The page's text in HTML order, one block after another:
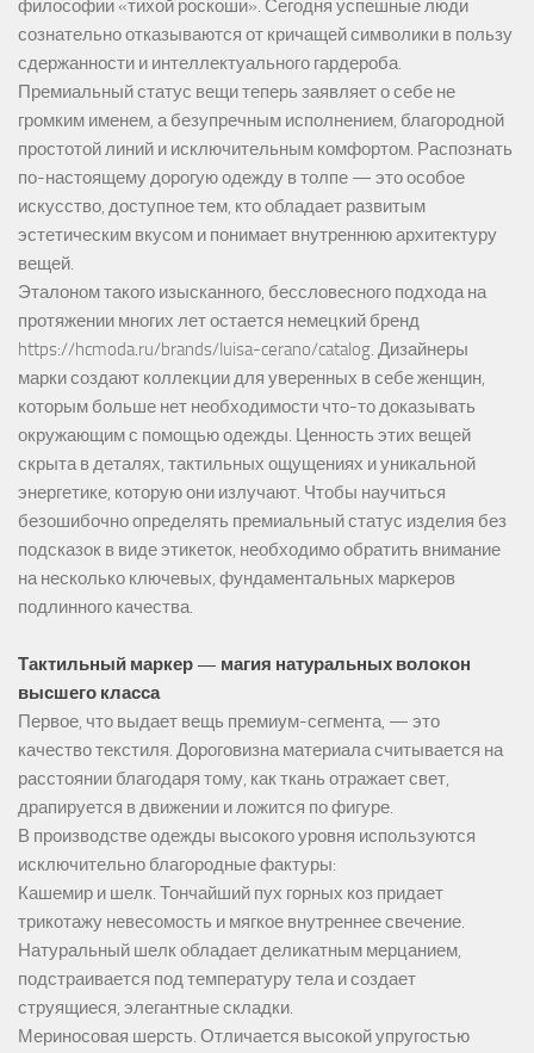
философии «тихой роскоши». Сегодня успешные люди
сознательно отказываются от кричащей символики в пользу
сдержанности и интеллектуального гардероба.
Премиальный статус вещи теперь заявляет о себе не
громким именем, а безупречным исполнением, благородной
простотой линий и исключительным комфортом. Распознать
по-настоящему дорогую одежду в толпе — это особое
искусство, доступное тем, кто обладает развитым
эстетическим вкусом и понимает внутреннюю архитектуру
вещей.
Эталоном такого изысканного, бессловесного подхода на
протяжении многих лет остается немецкий бренд
https://hcmoda.ru/brands/luisa-cerano/catalog. Дизайнеры
марки создают коллекции для уверенных в себе женщин,
которым больше нет необходимости что-то доказывать
окружающим с помощью одежды. Ценность этих вещей
скрыта в деталях, тактильных ощущениях и уникальной
энергетике, которую они излучают. Чтобы научиться
безошибочно определять премиальный статус изделия без
подсказок в виде этикеток, необходимо обратить внимание
на несколько ключевых, фундаментальных маркеров
подлинного качества.
Тактильный маркер — магия натуральных волокон
высшего класса
Первое, что выдает вещь премиум-сегмента, — это
качество текстиля. Дороговизна материала считывается на
расстоянии благодаря тому, как ткань отражает свет,
драпируется в движении и ложится по фигуре.
В производстве одежды высокого уровня используются
исключительно благородные фактуры:
Кашемир и шелк. Тончайший пух горных коз придает
трикотажу невесомость и мягкое внутреннее свечение.
Натуральный шелк обладает деликатным мерцанием,
подстраивается под температуру тела и создает
струящиеся, элегантные складки.
Мериносовая шерсть. Отличается высокой упругостью